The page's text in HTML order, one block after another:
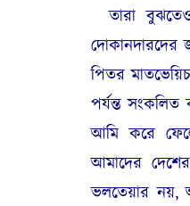
তারা
দোকানদারদের
পিতর
পর্যন্ত
আমি করে
আমাদের
ভলতেয়ার নয়,